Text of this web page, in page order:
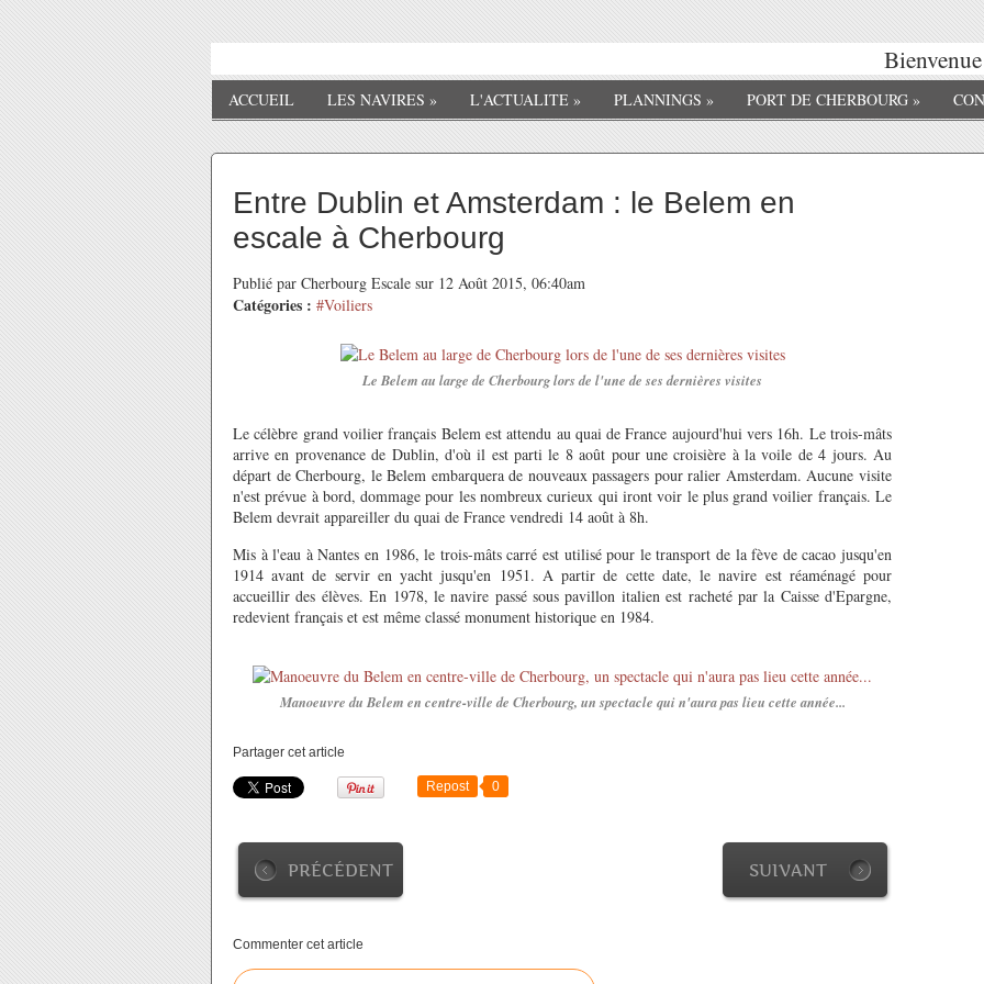
ACCUEIL LES NAVIRES » L'ACTUALITE » PLANNINGS » PORT DE CHERBOURG »
Entre Dublin et Amsterdam : le Belem en
escale à Cherbourg
Publié par Cherbourg Escale sur 12 Août 2015, 06:40am
Catégories : #Voiliers
Le Belem au large de Cherbourg lors de l'une de ses dernières visites
Le célèbre grand voilier français Belem est attendu au quai de France aujourd'hui vers 16h. Le trois-mâts
arrive en provenance de Dublin, d'où il est parti le 8 août pour une croisière à la voile de 4 jours. Au
départ de Cherbourg, le Belem embarquera de nouveaux passagers pour ralier Amsterdam. Aucune visite
n'est prévue à bord, dommage pour les nombreux curieux qui iront voir le plus grand voilier français. Le
Belem devrait appareiller du quai de France vendredi 14 août à 8h.
Mis à l'eau à Nantes en 1986, le trois-mâts carré est utilisé pour le transport de la fève de cacao jusqu'en
1914 avant de servir en yacht jusqu'en 1951. A partir de cette date, le navire est réaménagé pour
accueillir des élèves. En 1978, le navire passé sous pavillon italien est racheté par la Caisse d'Epargne,
redevient français et est même classé monument historique en 1984.
Manoeuvre du Belem en centre-ville de Cherbourg, un spectacle qui n'aura pas lieu cette année...
Partager cet article
Repost 0
PRÉCÉDENT SUIVANT
Commenter cet article